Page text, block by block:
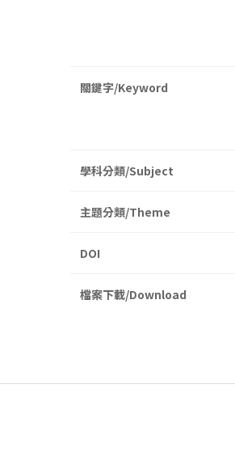
關鍵字/Keyword
學科分類/Subject
主題分類/Theme
DOI
檔案下載/Download